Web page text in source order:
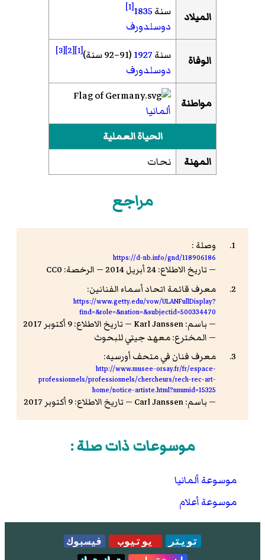
الميلاد سنة1835
[1]
دوسلدورف
الوفاة سنة1927(91–92 سنة) [1]
[2]
[3]
دوسلدورف
مواطنة
ألمانيا
الحياة العملية
المهنة
نحات
مراجع
وصلة :
https://d-nb.info/gnd/118906186
— تاريخ الاطلاع: 24 أبريل 2014 — الرخصة: CC0
معرف قائمة اتحاد أسماء الفنانين:
https://www.getty.edu/vow/ULANFullDisplay?
find=&role=&nation=&subjectid=500334470
— باسم: Karl Janssen — تاريخ الاطلاع: 9 أكتوبر 2017
— المخترع: معهد جيتي للبحوث
معرف فنان في متحف أورسيه:
http://www.musee-orsay.fr/fr/espace-
professionnels/professionnels/chercheurs/rech-rec-art-
home/notice-artiste.html?nnumid=15325
— باسم: Carl Janssen — تاريخ الاطلاع: 9 أكتوبر 2017
موسوعات ذات صلة :
موسوعة ألمانيا
موسوعة أعلام
تويتر يوتيوب
فيسبوك